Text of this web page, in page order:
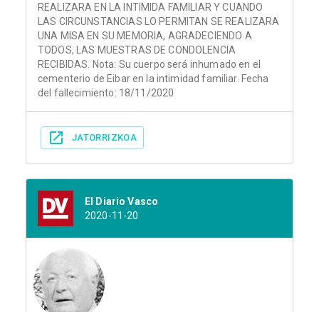
REALIZARA EN LA INTIMIDA FAMILIAR Y CUANDO
LAS CIRCUNSTANCIAS LO PERMITAN SE REALIZARA
UNA MISA EN SU MEMORIA, AGRADECIENDO A
TODOS, LAS MUESTRAS DE CONDOLENCIA
RECIBIDAS. Nota: Su cuerpo será inhumado en el
cementerio de Eibar en la intimidad familiar. Fecha
del fallecimiento: 18/11/2020
JATORRIZKOA
El Diario Vasco
2020-11-20